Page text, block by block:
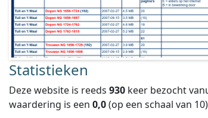
Statistieken
Deze website is reeds 930 keer bezocht
waardering is een 0,0(op een schaal van 10